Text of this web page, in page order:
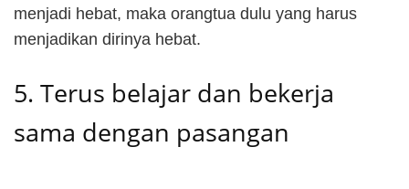
menjadi hebat, maka orangtua dulu yang harus
menjadikan dirinya hebat.
5. Terus belajar dan bekerja
sama dengan pasangan